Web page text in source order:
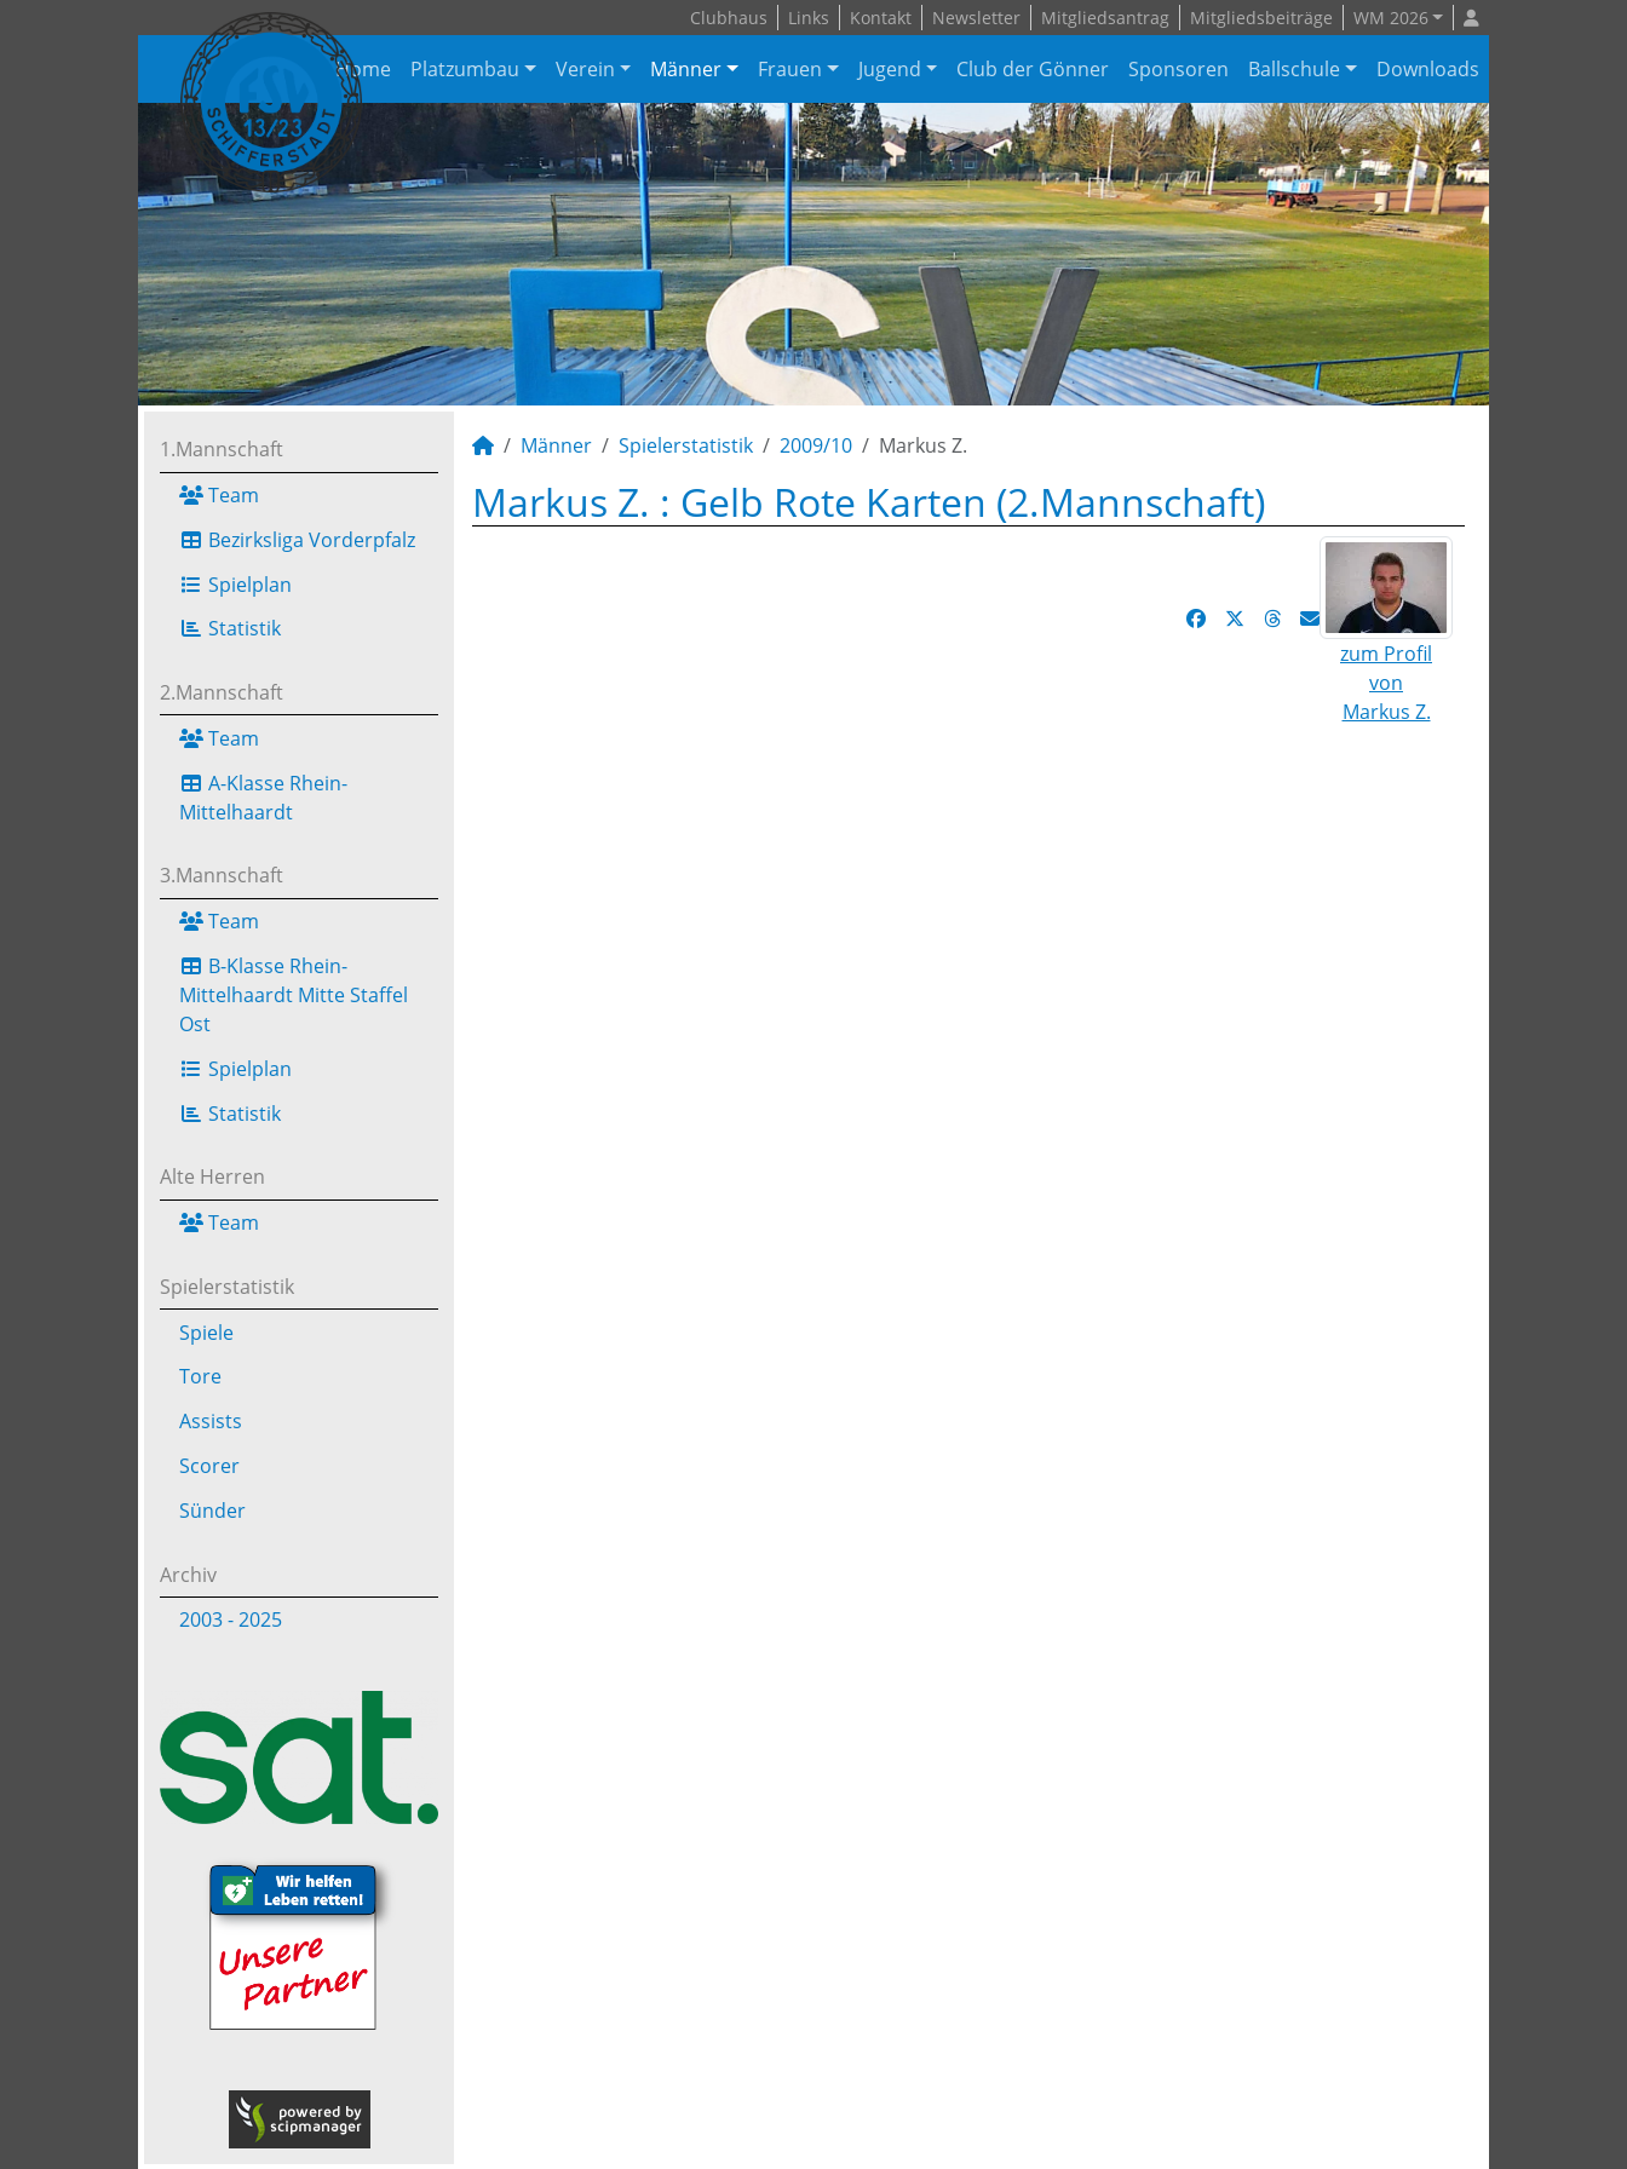
Clubhaus Links Kontakt Newsletter Mitgliedsantrag Mitgliedsbeiträge WM 2026
Home Platzumbau Verein Männer Frauen Jugend Club der Gönner Sponsoren Ballschule Downloads
1.Mannschaft
Team
Bezirksliga Vorderpfalz
Spielplan
Statistik
2.Mannschaft
Team
A-Klasse Rhein-
Mittelhaardt
3.Mannschaft
Team
B-Klasse Rhein-
Mittelhaardt Mitte Staffel
Ost
Spielplan
Statistik
Alte Herren
Team
Spielerstatistik
Spiele
Tore
Assists
Scorer
Sünder
Archiv
2003 - 2025
Männer Spielerstatistik 2009/10 Markus Z.
Markus Z. : Gelb Rote Karten (2.Mannschaft)
zum Profil
von
Markus Z.